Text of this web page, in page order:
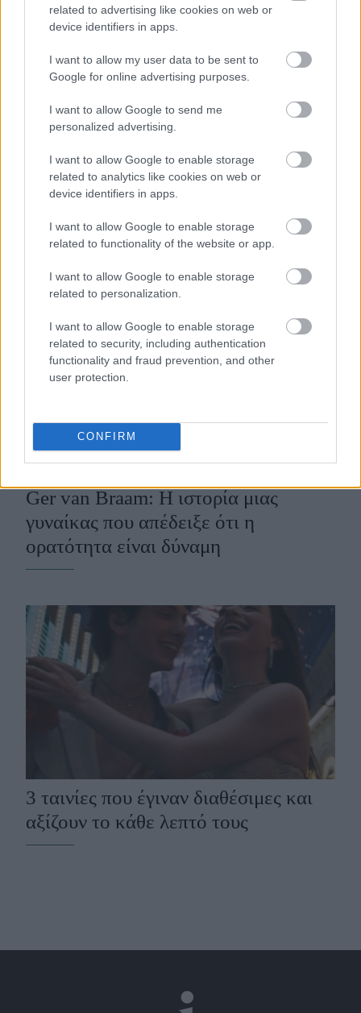
related to advertising like cookies on web or
device identifiers in apps.
I want to allow my user data to be sent to
Google for online advertising purposes.
I want to allow Google to send me
personalized advertising.
I want to allow Google to enable storage
related to analytics like cookies on web or
device identifiers in apps.
I want to allow Google to enable storage
related to functionality of the website or app.
I want to allow Google to enable storage
related to personalization.
I want to allow Google to enable storage
related to security, including authentication
functionality and fraud prevention, and other
user protection.
CONFIRM
Ματίνα Νικολάου στο JennyGr: “Να
κάνεις υπομονή, αλλά όχι τόση που
να βλάπτεις τον εαυτό σου”
Ger van Braam: Η ιστορία μιας
γυναίκας που απέδειξε ότι η
ορατότητα είναι δύναμη
3 ταινίες που έγιναν διαθέσιμες και
αξίζουν το κάθε λεπτό τους